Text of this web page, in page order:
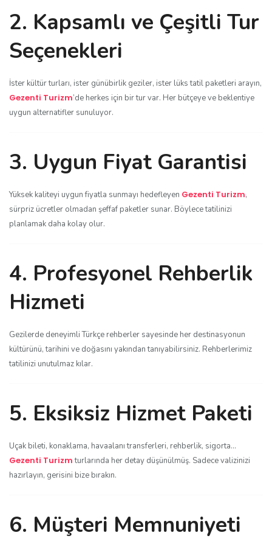
2. Kapsamlı ve Çeşitli Tur
Seçenekleri
İster kültür turları, ister günübirlik geziler, ister lüks tatil paketleri arayın,
Gezenti Turizm’de herkes için bir tur var. Her bütçeye ve beklentiye
uygun alternatifler sunuluyor.
3. Uygun Fiyat Garantisi
Yüksek kaliteyi uygun fiyatla sunmayı hedefleyen Gezenti Turizm,
sürpriz ücretler olmadan şeffaf paketler sunar. Böylece tatilinizi
planlamak daha kolay olur.
4. Profesyonel Rehberlik
Hizmeti
Gezilerde deneyimli Türkçe rehberler sayesinde her destinasyonun
kültürünü, tarihini ve doğasını yakından tanıyabilirsiniz. Rehberlerimiz
tatilinizi unutulmaz kılar.
5. Eksiksiz Hizmet Paketi
Uçak bileti, konaklama, havaalanı transferleri, rehberlik, sigorta…
Gezenti Turizmturlarında her detay düşünülmüş. Sadece valizinizi
hazırlayın, gerisini bize bırakın.
6. Müşteri Memnuniyeti